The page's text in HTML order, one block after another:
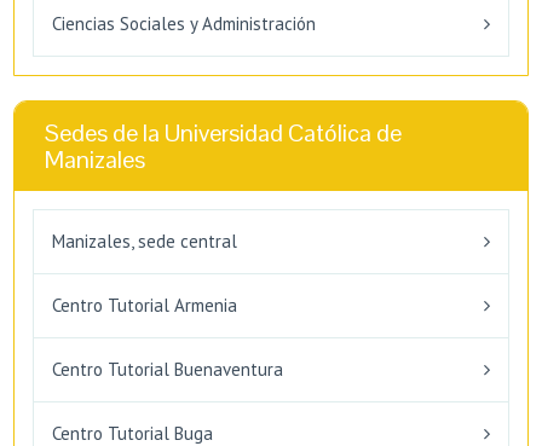
Ciencias Sociales y Administración
Sedes de la Universidad Católica de
Manizales
Manizales, sede central
Centro Tutorial Armenia
Centro Tutorial Buenaventura
Centro Tutorial Buga